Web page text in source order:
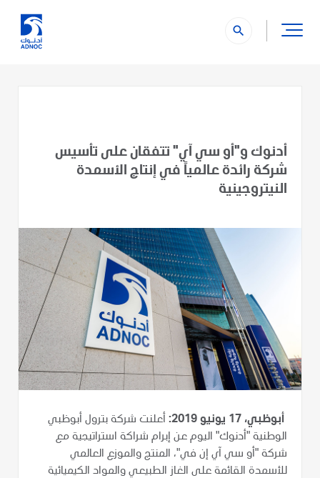
search
أدنوك و"أو سي آي" تتفقان على تأسيس
شركة رائدة عالمياً في إنتاج الأسمدة
النيتروجينية
أبوظبي، 17 يونيو 2019:
أعلنت شركة بترول أبوظبي
الوطنية "أدنوك" اليوم عن إبرام شراكة استراتيجية مع
شركة "أو سي آي إن في"، المنتج والموزع العالمي
للأسمدة القائمة على الغاز الطبيعي والمواد الكيميائية